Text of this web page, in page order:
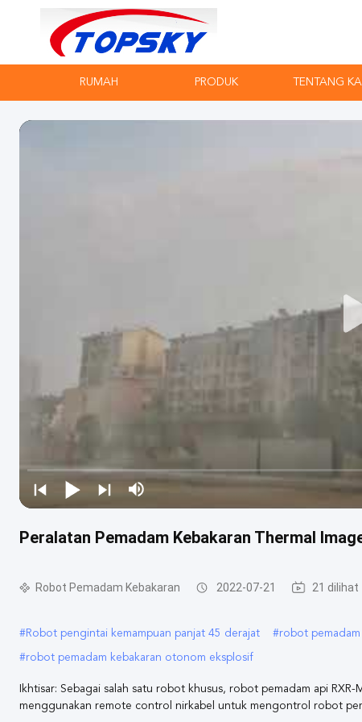
RUMAH PRODUK TENTANG
Peralatan Pemadam Kebakaran Thermal
Robot Pemadam Kebakaran 2022-07-21 21 dilihat
#Robot pengintai kemampuan panjat 45 derajat #robot
#robot pemadam kebakaran otonom eksplosif
Ikhtisar: Sebagai salah satu robot khusus, robot pemadam api
menggunakan remote control nirkabel untuk mengontrol robot